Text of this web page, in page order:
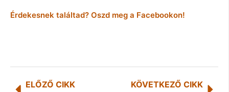
Érdekesnek találtad? Oszd meg a Facebookon!
ELŐZŐ CIKK KÖVETKEZŐ CIKK